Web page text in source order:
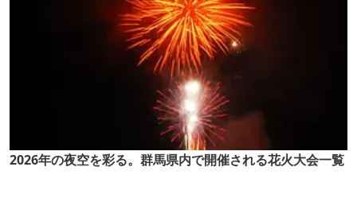
2026年の夜空を彩る。群馬県内で開催される花火大会一覧